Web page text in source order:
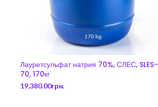
Лауретсульфат натрия 70%, СЛЕС, SLES-
70, 170кг
19,380.00грн.